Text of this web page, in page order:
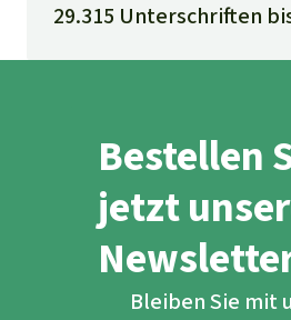
29.315 Unterschriften
Bestellen
jetzt
Bleiben Sie mit